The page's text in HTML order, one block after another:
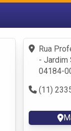
Fazer
Criar
Rua
- Jardim
04184-
(11)